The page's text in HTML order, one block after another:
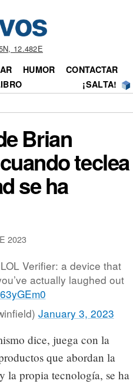
12.482E
HUMOR
CONTACTAR
¡SALTA!
Brian
teclea
se ha
2023
Verifier: a device that
actually laughed out
January 3, 2023
dice, juega con la
que abordan la
la propia tecnología, se ha